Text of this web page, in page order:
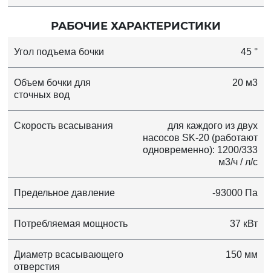
РАБОЧИЕ ХАРАКТЕРИСТИКИ
Угол подъема бочки 45 °
Объем бочки для
сточных вод
20 м3
Скорость всасывания
для каждого из двух
насосов SK-20 (работают
одновременно): 1200/333
м3/ч / л/с
Предельное давление -93000 Па
Потребляемая мощность 37 кВт
Диаметр всасывающего
отверстия
150 мм